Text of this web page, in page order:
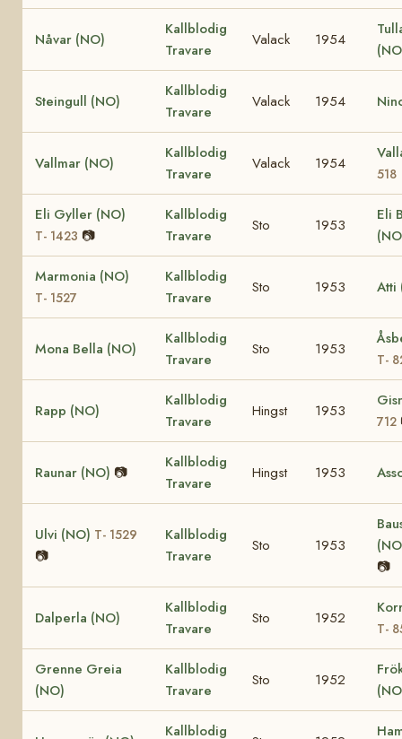
Nåvar (NO)
Kallblodig
Travare
Valack 1954
Steingull (NO)
Kallblodig
Travare
Valack 1954
Vallmar (NO)
Kallblodig
Travare
Valack 1954
518
Eli Gyller (NO)
T- 1423 📷
Kallblodig
Travare
Sto 1953
Eli
Marmonia (NO)
T- 1527
Kallblodig
Travare
Sto 1953 Atti
Mona Bella (NO)
Kallblodig
Travare
Sto 1953
T-
Rapp (NO)
Kallblodig
Travare
Hingst 1953
712
Raunar (NO) 📷
Kallblodig
Travare
Hingst 1953
Ulvi (NO) T- 1529
📷
Kallblodig
Travare
Sto 1953
📷
Dalperla (NO)
Kallblodig
Travare
Sto 1952
T-
Grenne Greia
(NO)
Kallblodig
Travare
Sto 1952
Kallblodig